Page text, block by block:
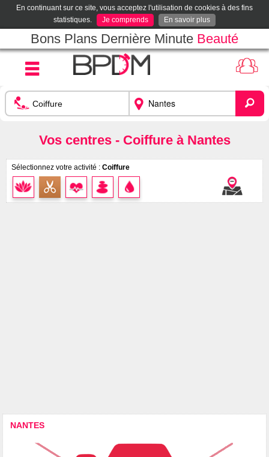
En continuant sur ce site, vous acceptez l'utilisation de cookies à des fins
statistiques.
Je comprends En savoir plus
Bons Plans Dernière Minute Beauté
Vos centres - Coiffure à Nantes
Sélectionnez votre activité : Coiffure
NANTES